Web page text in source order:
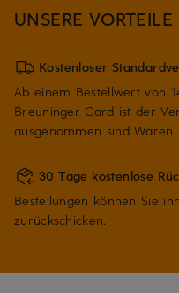
UNSERE VORTEILE
Kostenloser
Ab einem Bestellwert von
Breuninger Card ist der
ausgenommen sind Waren
30 Tage kostenlose
Bestellungen können Sie
zurückschicken.